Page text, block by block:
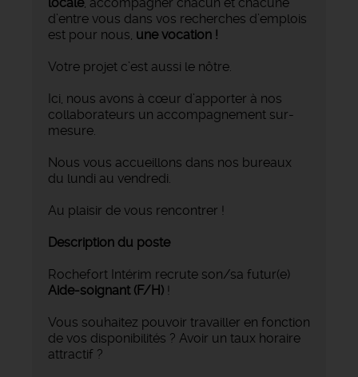
d’entre vous dans vos recherches d’emplois
est pour nous, une vocation !
Votre projet c’est aussi le nôtre.
Ici, nous avons à cœur d’apporter à nos
collaborateurs un accompagnement sur-
mesure.
Nous vous accueillons dans nos bureaux
du lundi au vendredi.
Au plaisir de vous rencontrer !
Description du poste
Rochefort Intérim recrute son/sa futur(e)
Aide-soignant (F/H) !
Vous souhaitez pouvoir travailler en fonction
de vos disponibilités ? Avoir un taux horaire
attractif ?